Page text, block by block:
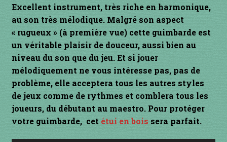
Liens
Mon Compte
Newsletter
Panier
par prix
Excellent instrument, très riche en harmonique,
au son très mélodique. Malgré son aspect
« rugueux » (à première vue) cette guimbarde est
un véritable plaisir de douceur, aussi bien au
niveau du son que du jeu. Et si jouer
mélodiquement ne vous intéresse pas, pas de
problème, elle acceptera tous les autres styles
de jeux comme de rythmes et comblera tous les
joueurs, du débutant au maestro. Pour protéger
votre guimbarde, cet étui en bois sera parfait.